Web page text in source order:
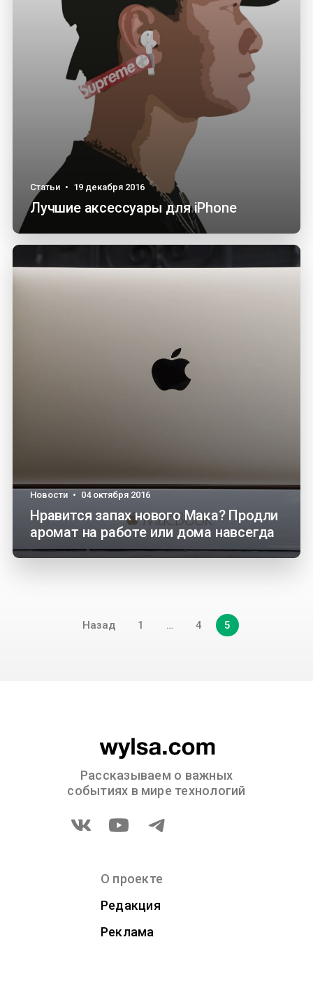
Статьи • 19 декабря 2016
Лучшие аксессуары для iPhone
Новости • 04 октября 2016
Нравится запах нового Мака? Продли
аромат на работе или дома навсегда
Навигация
поНазад 1 … 4 5
Рассказываем о важных
событиях в мире технологий
О проекте
Редакция
Реклама